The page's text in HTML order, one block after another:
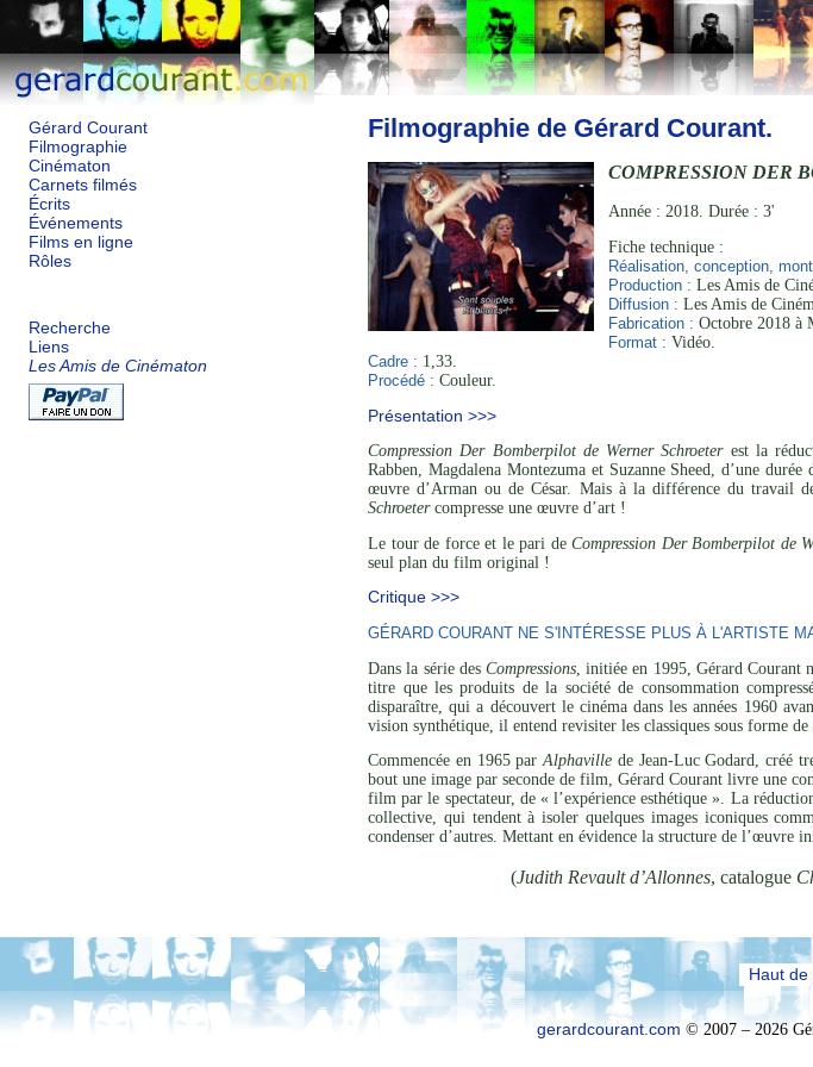
Gérard Courant
Filmographie
Cinématon
Carnets filmés
Écrits
Événements
Films en ligne
Rôles
Recherche
Liens
Les Amis de Cinématon
Filmographie de Gérard Courant.
COMPRESSION DER
Année : 2018. Durée : 3'
Fiche technique :
Réalisation, conception,
Production : Les Amis de
Diffusion : Les Amis de
Fabrication : Octobre 2018 à
Format : Vidéo.
Cadre : 1,33.
Procédé : Couleur.
Présentation >>>
Compression Der Bomberpilot de Werner Schroeterest la
Rabben, Magdalena Montezuma et Suzanne Sheed, d’une
œuvre d’Arman ou de César. Mais à la différence du travail
Schroetercompresse une œuvre d’art !
Le tour de force et le pari deCompression Der Bomberpilot de
seul plan du film original !
Critique >>>
GÉRARD COURANT NE S'INTÉRESSE PLUS À L'ARTISTE
Dans la série desCompressions , initiée en 1995, Gérard Courant
titre que les produits de la société de consommation
disparaître, qui a découvert le cinéma dans les années 1960
vision synthétique, il entend revisiter les classiques sous forme
Commencée en 1965 parAlphaville de Jean-Luc Godard, créé
bout une image par seconde de film, Gérard Courant livre une
film par le spectateur, de « l’expérience esthétique ». La
collective, qui tendent à isoler quelques images iconiques
condenser d’autres. Mettant en évidence la structure de
(Judith Revault d’Allonnes, catalogue
Haut de
gerardcourant.com © 2007 – 2026